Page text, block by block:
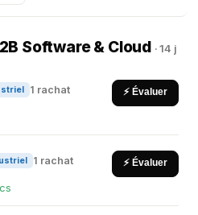
Software & Cloud · 14 j
1 rachat ⚡ Évaluer
1 rachat ⚡ Évaluer